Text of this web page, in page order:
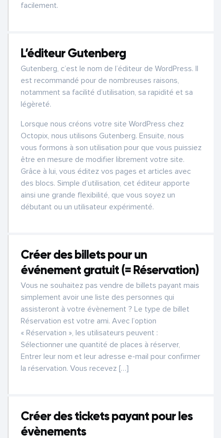
facilement.
L’éditeur Gutenberg
Gutenberg, c’est le nom de l’éditeur de WordPress. Il
est recommandé pour de nombreuses raisons,
notamment sa facilité d’utilisation, sa rapidité et sa
légèreté.
Lorsque nous créons votre site WordPress chez
Octopix, nous utilisons Gutenberg. Ensuite, nous
vous formons à son utilisation pour que vous puissiez
être en mesure de modifier librement votre site.
Grâce à lui, vous éditez vos pages et articles avec
des blocs. Simple d’utilisation, cet éditeur apporte
ainsi une grande flexibilité, que vous soyez un
débutant ou un utilisateur expérimenté.
Créer des billets pour un
événement gratuit (= Réservation)
Vous ne souhaitez pas vendre de billets payant mais
simplement avoir une liste des personnes qui
assisteront à votre évènement ? Le type de billet
Réservation est votre ami. Avec l’option
« Réservation », les utilisateurs peuvent :
Sélectionner une quantité de places à réserver,
Entrer leur nom et leur adresse e-mail pour confirmer
la réservation. Vous recevez […]
Créer des tickets payant pour les
évènements